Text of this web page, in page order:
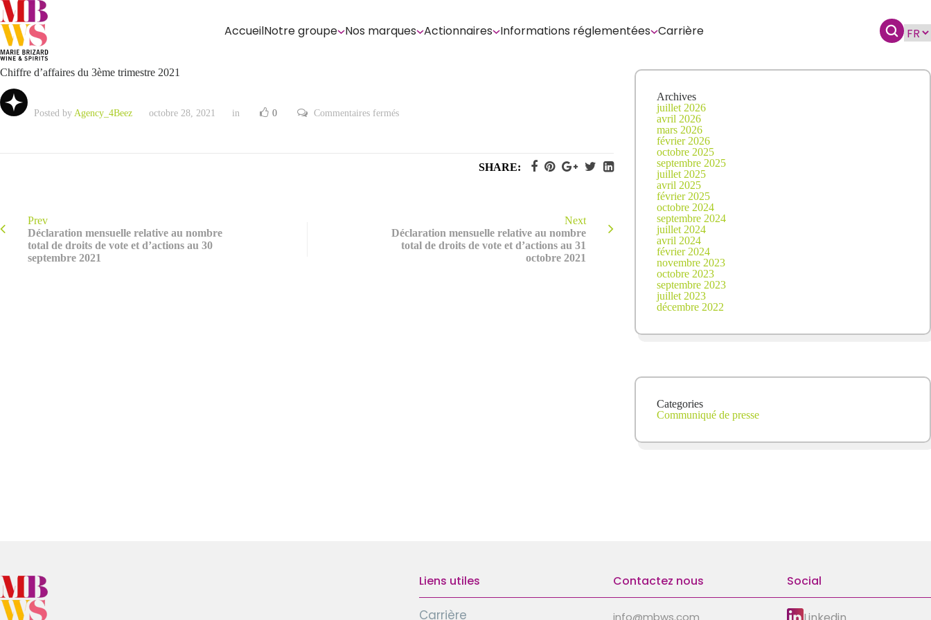
AccueilNotre groupe Nos marques Actionnaires Informations réglementées Carrière
Chiffre d’affaires du 3ème trimestre 2021
Posted by Agency_4Beez octobre 28, 2021 in 0 Commentaires ferméssur
SHARE:
Prev
Déclaration mensuelle relative au nombre
total de droits de vote et d’actions au 30
septembre 2021
Next
Déclaration mensuelle relative au nombre
total de droits de vote et d’actions au 31
octobre 2021
Archives
juillet 2026
avril 2026
mars 2026
février 2026
octobre 2025
septembre 2025
juillet 2025
avril 2025
février 2025
octobre 2024
septembre 2024
juillet 2024
avril 2024
février 2024
novembre 2023
octobre 2023
septembre 2023
juillet 2023
décembre 2022
Categories
Communiqué de presse
Liens utiles
Carrière
Contactez nous
info@mbws.com
Social